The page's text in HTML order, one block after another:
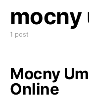
mocny
1 post
Mocny
Online